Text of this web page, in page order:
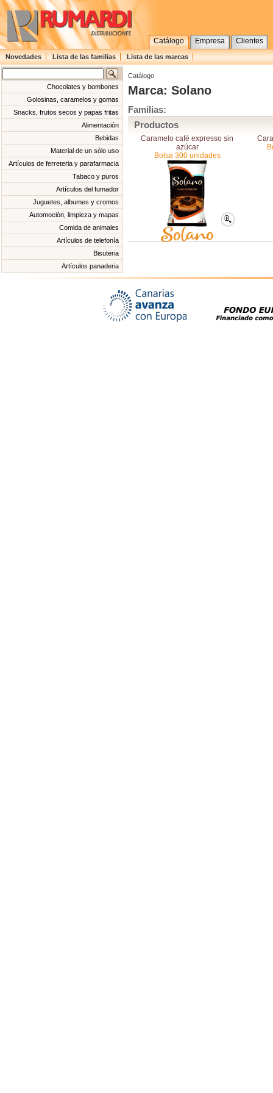
Catálogo Empresa Clientes
Novedades Lista de las familias Lista de las marcas
Catálogo
Marca: Solano
Familias:
Productos
Caramelo café expresso sin
azúcar
Bolsa 300 unidades
Chocolates y bombones
Golosinas, caramelos y gomas
Snacks, frutos secos y papas fritas
Alimentación
Bebidas
Material de un sólo uso
Artículos de ferreteria y parafarmacia
Tabaco y puros
Artículos del fumador
Juguetes, albumes y cromos
Automoción, limpieza y mapas
Comida de animales
Artículos de telefonía
Bisuteria
Artículos panaderia